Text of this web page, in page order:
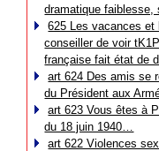
dramatique faiblesse,
625 Les vacances et
conseiller de voir
française fait état de
art 624 Des amis se
du Président aux
art 623 Vous êtes à
du 18 juin 1940…
art 622 Violences